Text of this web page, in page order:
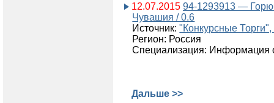
12.07.2015 94-1293913 —
Чувашия / 0.6
Источник:"Конкурсные Торги",
Регион: Россия
Специализация: Информация
Дальше >>